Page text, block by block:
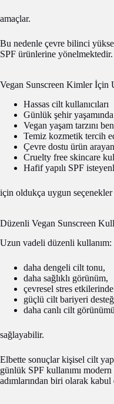
amaçlar.
Bu nedenle çevre bilinci
SPF ürünlerine yönelmektedir.
Vegan Sunscreen Kimler İçin
Hassas cilt kullanıcıları
Günlük şehir
Vegan yaşam tarzını
Temiz kozmetik tercih
Çevre dostu ürün
Cruelty free skincare
Hafif yapılı SPF
için oldukça uygun seçenekler
Düzenli Vegan Sunscreen
Uzun vadeli düzenli kullanım:
daha dengeli cilt tonu,
daha sağlıklı görünüm,
çevresel stres
güçlü cilt bariyeri
daha canlı cilt görünümü
sağlayabilir.
Elbette sonuçlar kişisel cilt
günlük SPF kullanımı
adımlarından biri olarak